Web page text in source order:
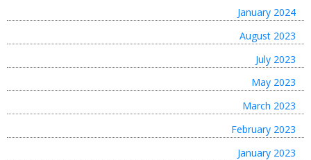
January 2024
August 2023
July 2023
May 2023
March 2023
February 2023
January 2023